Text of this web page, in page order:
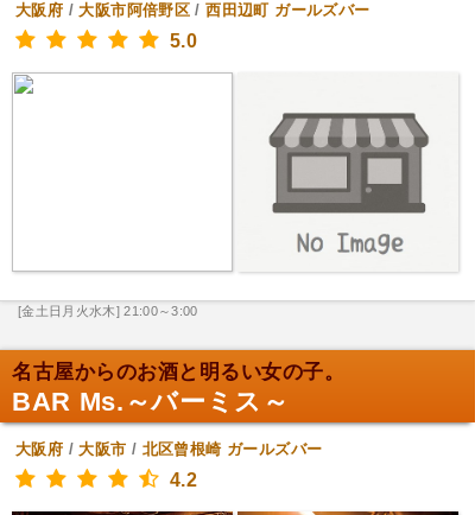
大阪府 /大阪市阿倍野区 /西田辺町 ガールズバー
5.0
[金土日月火水木] 21:00～3:00
名古屋からのお酒と明るい女の子。
BAR Ms.～バーミス～
大阪府 /大阪市 / 北区曾根崎 ガールズバー
4.2